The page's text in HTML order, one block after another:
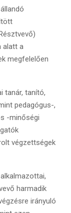
alatt a
megfelelően
tanár, tanító,
pedagógus-,
-minőségi
végzettségek
harmadik
irányuló